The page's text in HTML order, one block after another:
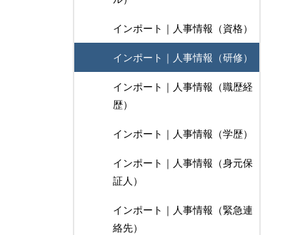
インポート｜人事情報（資格）
インポート｜人事情報（研修）
インポート｜人事情報（職歴経
歴）
インポート｜人事情報（学歴）
インポート｜人事情報（身元保
証人）
インポート｜人事情報（緊急連
絡先）